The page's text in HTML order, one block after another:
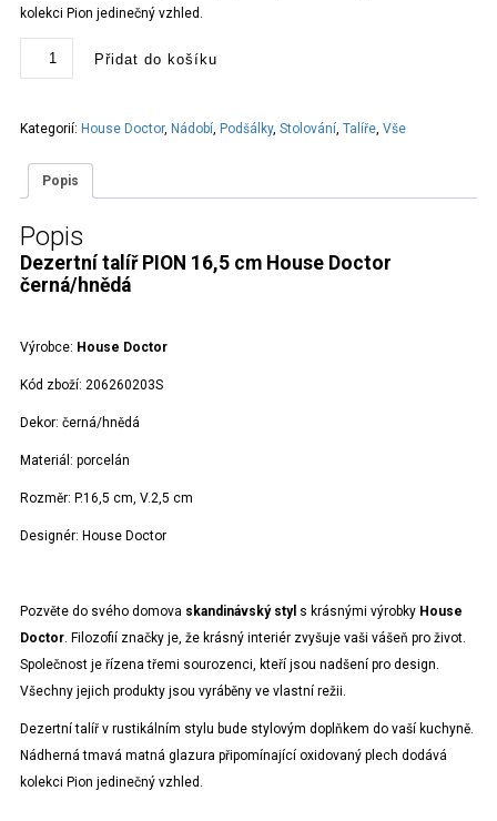
kolekci Pion jedinečný vzhled.
PION
House
Doctor
Přidat do košíku
Kategorií: House Doctor, Nádobí, Podšálky, Stolování, Talíře, Vše
Popis
Popis
Dezertní talíř PION 16,5 cm House Doctor
černá/hnědá
Výrobce: House Doctor
Kód zboží: 206260203S
Dekor: černá/hnědá
Materiál: porcelán
Rozměr: P.16,5 cm, V.2,5 cm
Designér: House Doctor
Pozvěte do svého domova skandinávský styl s krásnými výrobky House
Doctor. Filozofií značky je, že krásný interiér zvyšuje vaši vášeň pro život.
Společnost je řízena třemi sourozenci, kteří jsou nadšení pro design.
Všechny jejich produkty jsou vyráběny ve vlastní režii.
Dezertní talíř v rustikálním stylu bude stylovým doplňkem do vaší kuchyně.
Nádherná tmavá matná glazura připomínající oxidovaný plech dodává
kolekci Pion jedinečný vzhled.